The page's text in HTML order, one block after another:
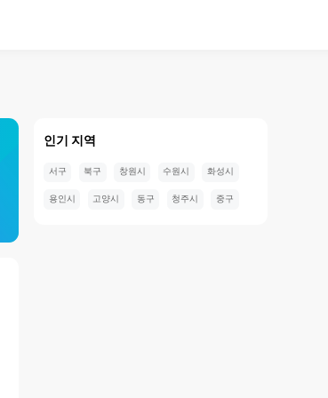
인기 지역
서구 북구 창원시 수원시 화성시
용인시 고양시 동구 청주시 중구